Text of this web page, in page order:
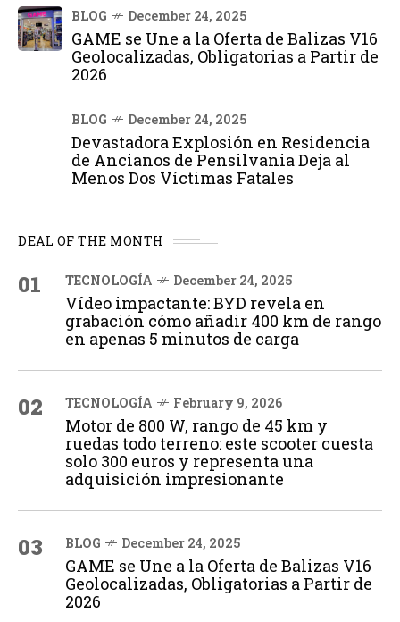
BLOG December 24, 2025
GAME se Une a la Oferta de Balizas V16
Geolocalizadas, Obligatorias a Partir de
2026
BLOG December 24, 2025
Devastadora Explosión en Residencia
de Ancianos de Pensilvania Deja al
Menos Dos Víctimas Fatales
DEAL OF THE MONTH
01 TECNOLOGÍA December 24, 2025
Vídeo impactante: BYD revela en
grabación cómo añadir 400 km de rango
en apenas 5 minutos de carga
02 TECNOLOGÍA February 9, 2026
Motor de 800 W, rango de 45 km y
ruedas todo terreno: este scooter cuesta
solo 300 euros y representa una
adquisición impresionante
03 BLOG December 24, 2025
GAME se Une a la Oferta de Balizas V16
Geolocalizadas, Obligatorias a Partir de
2026